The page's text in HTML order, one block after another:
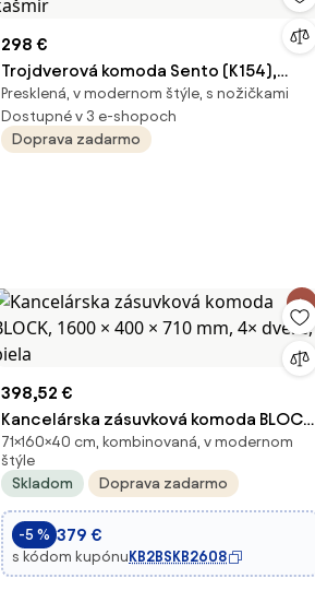
298 €
Trojdverová komoda Sento (K154),
kašmír
Presklená, v modernom štýle, s nožičkami
Dostupné v 3 e-shopoch
Doprava zadarmo
398,52 €
Kancelárska zásuvková komoda BLOCK,
1600 × 400 × 710 mm, 4× dvere, biela
71×160×40 cm, kombinovaná, v modernom
štýle
Skladom
Doprava zadarmo
-5 % 379 €
s kódom kupónu KB2BSKB2608